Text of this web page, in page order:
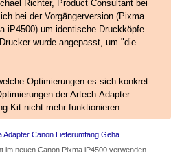
Richter, Product Consultant bei
bei der Vorgängerversion (Pixma
iP4500) um identische Druckköpfe.
wurde angepasst, um "die
Optimierungen es sich konkret
der Artech-Adapter
Kit nicht mehr funktionieren.
im neuen Canon Pixma iP4500 verwenden.